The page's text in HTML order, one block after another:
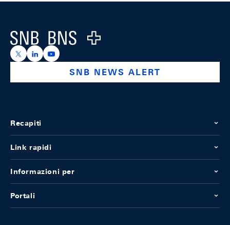
Logo
https://x.com/snb_bns
https://ch.linkedin.com/company/swiss-national-
https://www.youtube.com/@swissnationalbank
SNB NEWS ALERT
Recapiti
Link rapidi
Informazioni per
Portali